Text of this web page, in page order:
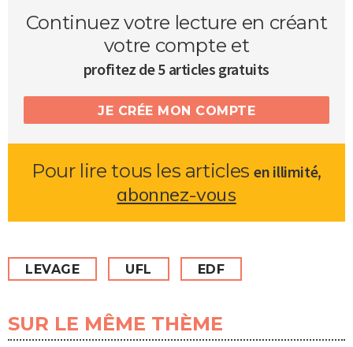
Continuez votre lecture en créant
votre compte et
profitez de 5 articles gratuits
JE CRÉE MON COMPTE
Pour lire tous les articlesen illimité,
abonnez-vous
LEVAGE UFL EDF
SUR LE MÊME THÈME